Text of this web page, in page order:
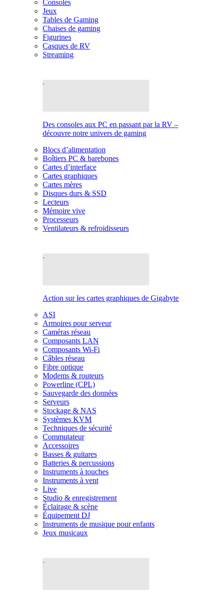
Consoles
Jeux
Tables de Gaming
Chaises de gaming
Figurines
Casques de RV
Streaming
Des consoles aux PC en passant par la RV –
découvre notre univers de gaming
Blocs d’alimentation
Boîtiers PC & barebones
Cartes d’interface
Cartes graphiques
Cartes mères
Disques durs & SSD
Lecteurs
Mémoire vive
Processeurs
Ventilateurs & refroidisseurs
Action sur les cartes graphiques de Gigabyte
ASI
Armoires pour serveur
Caméras réseau
Composants LAN
Composants Wi-Fi
Câbles réseau
Fibre optique
Modems & routeurs
Powerline (CPL)
Sauvegarde des données
Serveurs
Stockage & NAS
Systèmes KVM
Techniques de sécurité
Commutateur
Accessoires
Basses & guitares
Batteries & percussions
Instruments à touches
Instruments à vent
Live
Studio & enregistrement
Éclairage & scène
Équipement DJ
Instruments de musique pour enfants
Jeux musicaux